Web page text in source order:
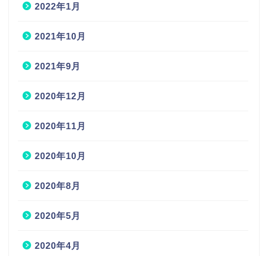
2022年1月
2021年10月
2021年9月
2020年12月
2020年11月
2020年10月
2020年8月
2020年5月
2020年4月